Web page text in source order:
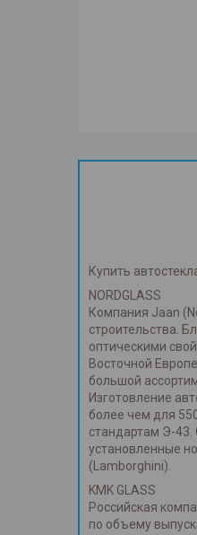
Купить
NORDGLASS
Компания Jaan
строительства.
оптическими
Восточной
большой
Изготовление
более чем для
стандартам Э-
установленные
(Lamborghini).
KMK GLASS
Российская
по объему